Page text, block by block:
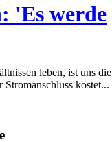
'Es werde
leben, ist uns die
kostet...